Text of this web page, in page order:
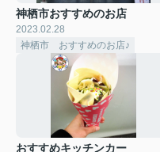
神栖市おすすめのお店
2023.02.28
神栖市 おすすめのお店♪
おすすめキッチンカー